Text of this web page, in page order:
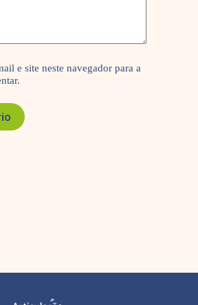
e site neste navegador para a